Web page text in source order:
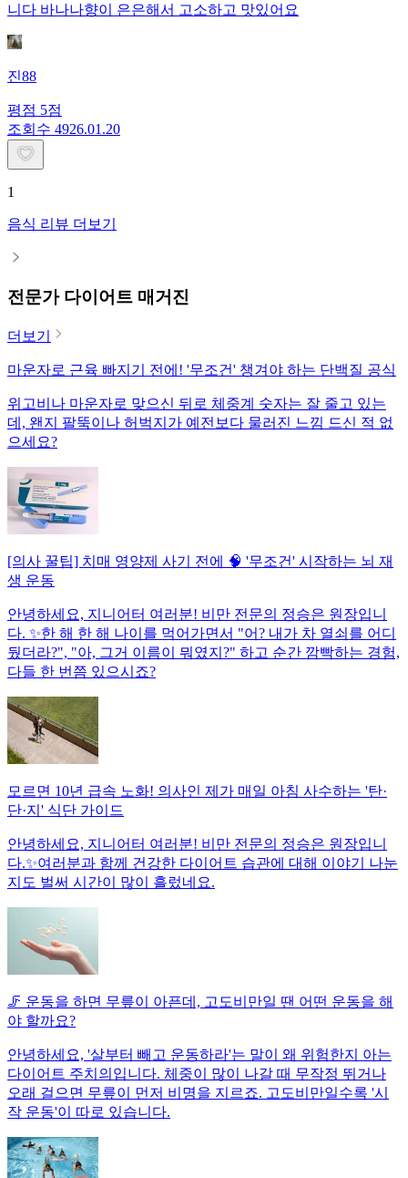
니다 바나나향이 은은해서 고소하고 맛있어요
진88
평점 5점
조회수 4926.01.20
1
음식 리뷰 더보기
전문가 다이어트 매거진
더보기
마운자로 근육 빠지기 전에! '무조건' 챙겨야 하는 단백질 공식
위고비나 마운자로 맞으신 뒤로 체중계 숫자는 잘 줄고 있는
데, 왠지 팔뚝이나 허벅지가 예전보다 물러진 느낌 드신 적 없
으세요?
[의사 꿀팁] 치매 영양제 사기 전에 🧠 '무조건' 시작하는 뇌 재
생 운동
안녕하세요, 지니어터 여러분! 비만 전문의 정승은 원장입니
다. ✨한 해 한 해 나이를 먹어가면서 "어? 내가 차 열쇠를 어디
뒀더라?", "아, 그거 이름이 뭐였지?" 하고 순간 깜빡하는 경험,
다들 한 번쯤 있으시죠?
모르면 10년 급속 노화! 의사인 제가 매일 아침 사수하는 '탄·
단·지' 식단 가이드
안녕하세요, 지니어터 여러분! 비만 전문의 정승은 원장입니
다.✨여러분과 함께 건강한 다이어트 습관에 대해 이야기 나눈
지도 벌써 시간이 많이 흘렀네요.
🦵 운동을 하면 무릎이 아픈데, 고도비만일 땐 어떤 운동을 해
야 할까요?
안녕하세요, '살부터 빼고 운동하라'는 말이 왜 위험한지 아는
다이어트 주치의입니다. 체중이 많이 나갈 때 무작정 뛰거나
오래 걸으면 무릎이 먼저 비명을 지르죠. 고도비만일수록 '시
작 운동'이 따로 있습니다.